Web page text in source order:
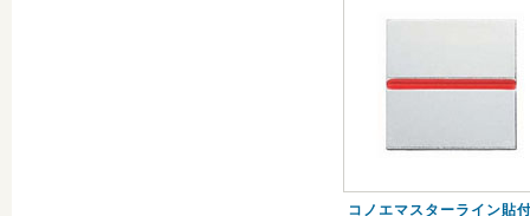
コノエマスターライン貼